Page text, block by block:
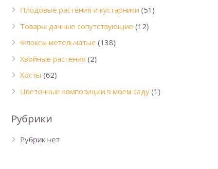
Плодовые растения и кустарники (51)
Товары дачные сопутствующие (12)
Флоксы метельчатые (138)
Хвойные растения (2)
Хосты (62)
Цветочные композиции в моем саду (1)
Рубрики
Рубрик нет